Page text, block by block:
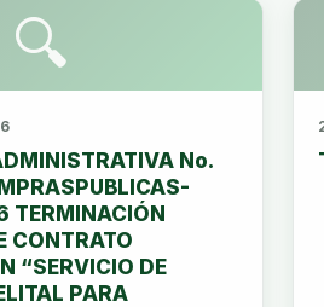
🔍
No.
CONTRATO
“SERVICIO DE
PARA